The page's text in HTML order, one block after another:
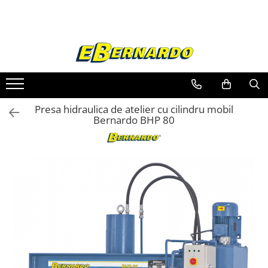
Prelucrare metal
Fierastraie pentru metal
Ferastraie mobile pentru metal
Fierastraie prelucrare metal
Ferastraie circulare pentru metal
Dispozitive de sudare pentru panze
Ferastraie automate cu banda si
Ferastraie metal cu banda si taiere
Ferastraie prelucrare metal cu
banda si taiere dubla
Presa hidraulica de atelier cu cilindru mobil
Bernardo BHP 80